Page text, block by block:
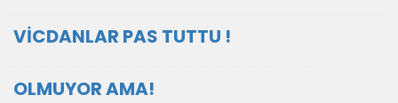
VİCDANLAR PAS TUTTU !
OLMUYOR AMA!